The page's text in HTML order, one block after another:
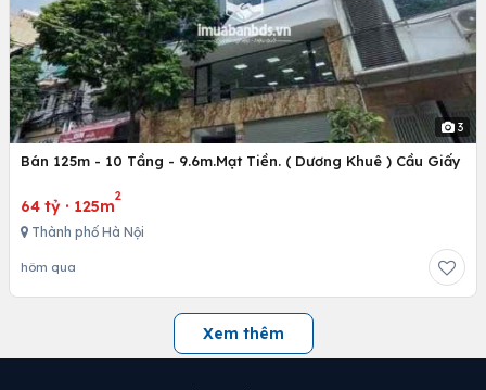
3
Bán 125m - 10 Tầng - 9.6m.Mạt Tiền. ( Dương Khuê ) Cầu Giấy
64 tỷ · 125m
2
Thành phố Hà Nội
hôm qua
Xem thêm